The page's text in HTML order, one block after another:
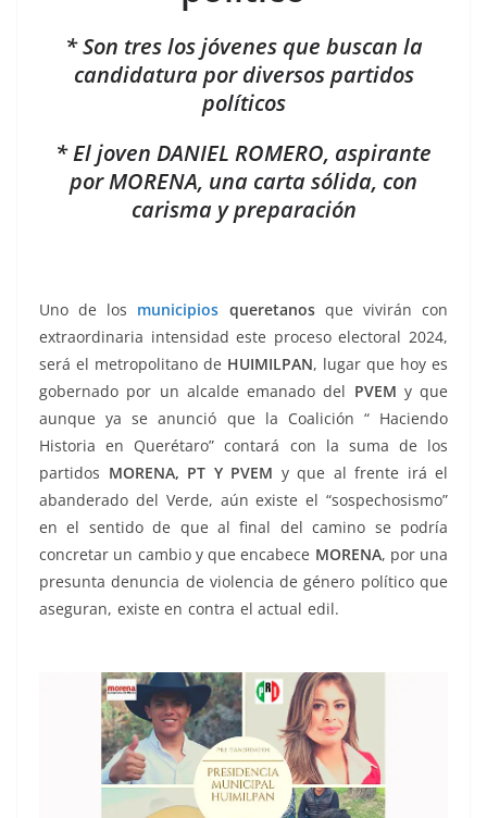
o
k
p er
* Son tres los jóvenes que buscan la
candidatura por diversos partidos
políticos
* El joven DANIEL ROMERO, aspirante
por MORENA, una carta sólida, con
carisma y preparación
Uno de los municipios queretanosque vivirán con
extraordinaria intensidad este proceso electoral 2024,
será el metropolitano de HUIMILPAN, lugar que hoy es
gobernado por un alcalde emanado del PVEM y que
aunque ya se anunció que la Coalición “ Haciendo
Historia en Querétaro” contará con la suma de los
partidos MORENA, PT Y PVEM y que al frente irá el
abanderado del Verde, aún existe el “sospechosismo”
en el sentido de que al final del camino se podría
concretar un cambio y que encabece MORENA, por una
presunta denuncia de violencia de género político que
aseguran, existe en contra el actual edil.